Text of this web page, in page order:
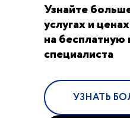
Узнайте
услугах и
на бесплатную
специалиста
УЗНАТЬ